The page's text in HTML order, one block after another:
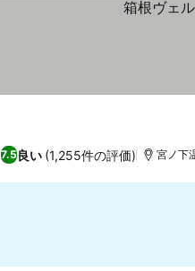
7.5良い (1,255件の評価) 宮ノ下